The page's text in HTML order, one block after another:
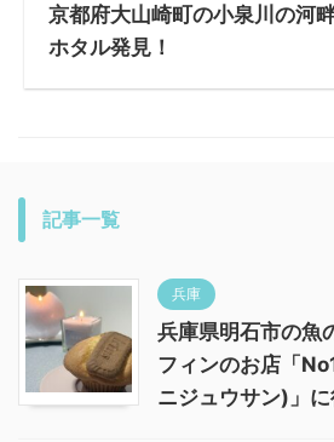
京都府大山崎町の小泉川の河
ホタル発見！
記事一覧
兵庫
兵庫県明石市の魚
フィンのお店「
ニジュウサン)」